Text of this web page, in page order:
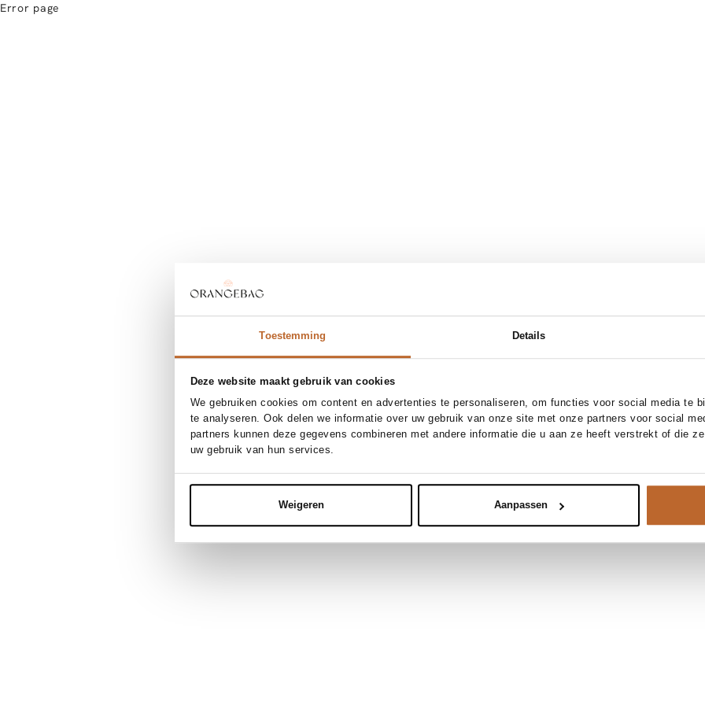
Toestemming Details
Deze website maakt gebruik van cookies
We gebruiken cookies om content en advertenties te personaliseren, om functies voor social media te
te analyseren. Ook delen we informatie over uw gebruik van onze site met onze partners voor social
partners kunnen deze gegevens combineren met andere informatie die u aan ze heeft verstrekt of die
uw gebruik van hun services.
Weigeren Aanpassen
Error page